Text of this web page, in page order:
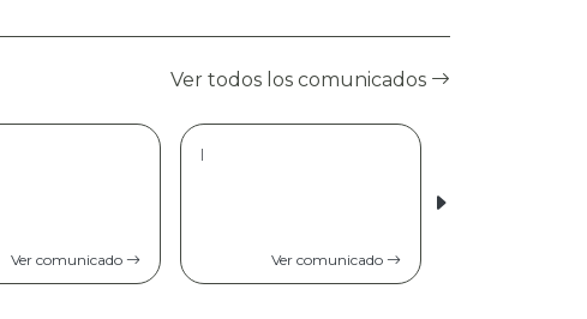
Ver todos los comunicados
Ver comunicado
|
Ver comunicado